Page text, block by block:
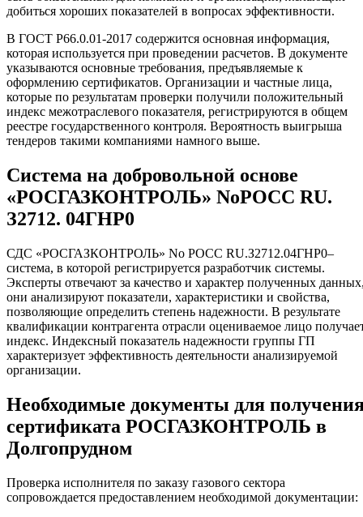
добиться хороших показателей в вопросах эффективности.
В ГОСТ Р66.0.01-2017 содержится основная информация,
которая используется при проведении расчетов. В документе
указываются основные требования, предъявляемые к
оформлению сертификатов. Организации и частные лица,
которые по результатам проверки получили положительный
индекс межотраслевого показателя, регистрируются в общем
реестре государственного контроля. Вероятность выигрыша
тендеров такими компаниями намного выше.
Система на добровольной основе
«РОСГАЗКОНТРОЛЬ» NoРОСС RU.
З2712. 04ГНР0
СДС «РОСГАЗКОНТРОЛЬ» No РОСС RU.З2712.04ГНР0–
система, в которой регистрируется разработчик системы.
Эксперты отвечают за качество и характер полученных
они анализируют показатели, характеристики и свойства,
позволяющие определить степень надежности. В результате
квалификации контрагента отрасли оцениваемое лицо
индекс. Индексный показатель надежности группы ГП
характеризует эффективность деятельности анализируемой
организации.
Необходимые документы для
сертификата РОСГАЗКОНТРОЛЬ в
Долгопрудном
Проверка исполнителя по заказу газового сектора
сопровождается предоставлением необходимой документации: